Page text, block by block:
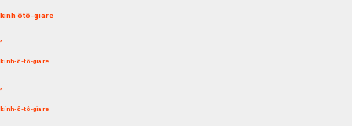
kính ôtô-giare
,
kính-ô-tô-gia re
kính-ô-tô-gia re